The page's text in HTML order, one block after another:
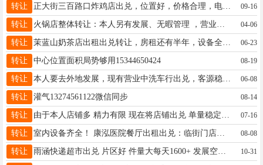
转让 正大街三百路口炸鸡店出兑，位置好，价格合理，电话15245510811 09-16
转让 04-06
转让 茉蓝山奶茶店出租出兑转让，房租还有半年，设备全新，客源稳定，地理位置优越，老板不在望奎本地发展，实在忙不过来，特此割让，诚心的电话联系15636621100，价格可议，非诚勿扰。 06-23
转让 中心位置面积局势够用15344650424 08-19
转让 06-08
转让 灌气13274561122微信同步 08-14
转让 07-16
转让 室内设备齐全！ 康泓医院餐厅出租出兑：临街门店位于华晨东侧黄金地段，自带客流，联系电话：13904555252 08-08
转让 雨涵快递超市出兑 片区好 件量大每天1600+ 发展空间大 有实力能吃苦想赚钱的来 发件多，位置好，店内取件智能化 电话18363177375，价格面议 10-31